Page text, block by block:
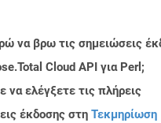
να βρω τις σημειώσεις
Cloud API για Perl;
να ελέγξετε τις πλήρεις
έκδοσης στη Τεκμηρίωση